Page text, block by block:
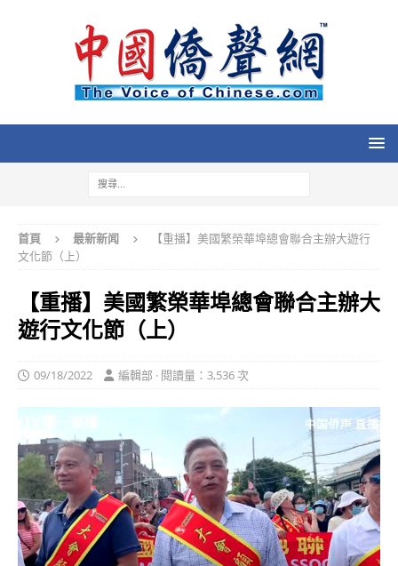
首頁 最新新闻
【重播】美國繁榮華埠總會聯合主辦大遊行
文化節（上）
【重播】美國繁榮華埠總會聯合主辦大
遊行文化節（上）
09/18/2022 編輯部 · 閱讀量：3,536 次